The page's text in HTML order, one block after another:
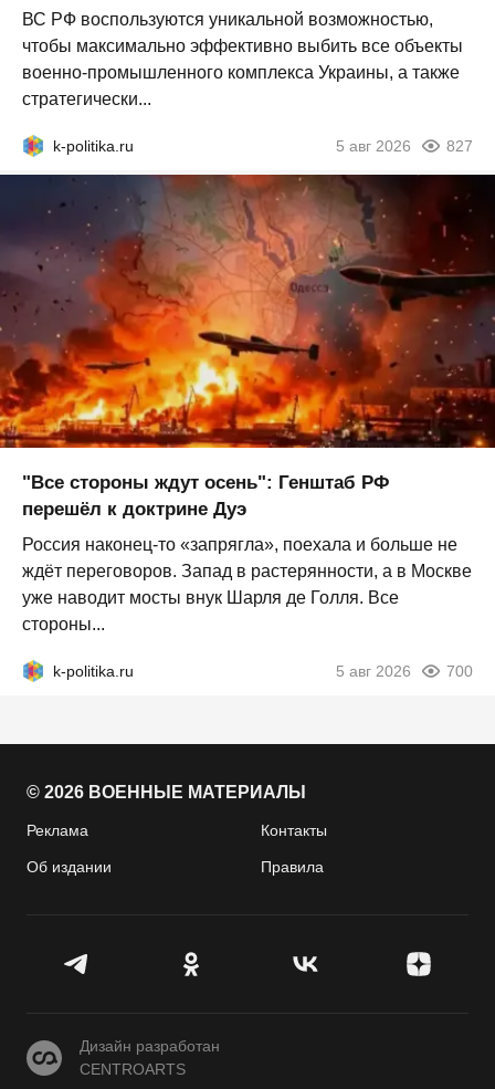
ВС РФ воспользуются уникальной возможностью,
чтобы максимально эффективно выбить все объекты
военно-промышленного комплекса Украины, а также
стратегически...
k-politika.ru 5 авг 2026 827
"Все стороны ждут осень": Генштаб РФ
перешёл к доктрине Дуэ
Россия наконец-то «запрягла», поехала и больше не
ждёт переговоров. Запад в растерянности, а в Москве
уже наводит мосты внук Шарля де Голля. Все
стороны...
k-politika.ru 5 авг 2026 700
© 2026 ВОЕННЫЕ МАТЕРИАЛЫ
Реклама Контакты
Об издании Правила
CENTROARTS